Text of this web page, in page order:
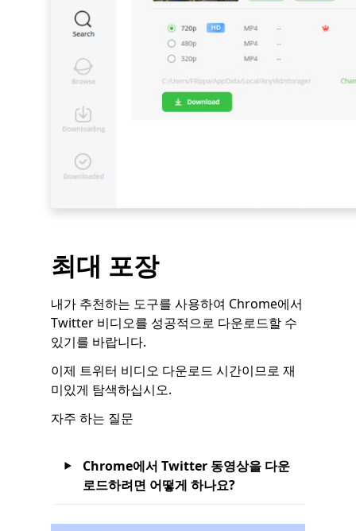
최대 포장
내가 추천하는 도구를 사용하여 Chrome에서
Twitter 비디오를 성공적으로 다운로드할 수
있기를 바랍니다.
이제 트위터 비디오 다운로드 시간이므로 재
미있게 탐색하십시오.
자주 하는 질문
Chrome에서 Twitter 동영상을 다운
로드하려면 어떻게 하나요?